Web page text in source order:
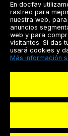
Docfav
En docfav
rastreo para
nuestra web,
anuncios
web y para
visitantes. Si das
usará cookies y
Más información